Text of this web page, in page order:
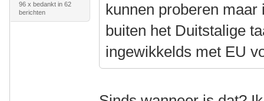
96 x bedankt in 62
berichten
kunnen proberen
buiten het Duitstalige
ingewikkelds met EU